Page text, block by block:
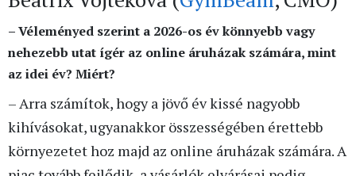
–Véleményed szerint a 2026-os év könnyebb vagy
nehezebb utat ígér az online áruházak számára, mint
az idei év? Miért?
– Arra számítok, hogy a jövő év kissé nagyobb
kihívásokat, ugyanakkor összességében érettebb
környezetet hoz majd az online áruházak számára. A